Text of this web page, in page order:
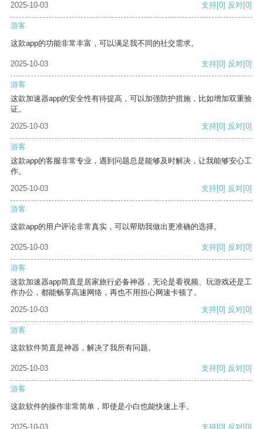
2025-10-03
支持[0] 反对[0]
游客
这款app的功能非常丰富，可以满足我不同的社交需求。
2025-10-03 支持[0] 反对[0]
游客
这款加速器app的安全性有待提高，可以加强防护措施，比如增加双重验
证。
2025-10-03
支持[0] 反对[0]
游客
这款app的客服非常专业，遇到问题总是能够及时解决，让我能够安心工
作。
2025-10-03
支持[0] 反对[0]
游客
这款app的用户评论非常真实，可以帮助我做出更准确的选择。
2025-10-03 支持[0] 反对[0]
游客
这款加速器app简直是居家旅行必备神器，无论是看视频、玩游戏还是工
作办公，都能畅享高速网络，再也不用担心网速卡顿了。
2025-10-03
支持[0] 反对[0]
游客
这款软件简直是神器，解决了我所有问题。
2025-10-03 支持[0] 反对[0]
游客
这款软件的操作非常简单，即使是小白也能快速上手。
2025-10-03 支持[0] 反对[0]